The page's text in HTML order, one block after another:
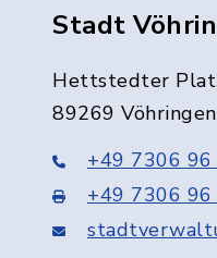
Stadt
Hettstedter
89269 Vöhringen
+49 7306
+49 7306